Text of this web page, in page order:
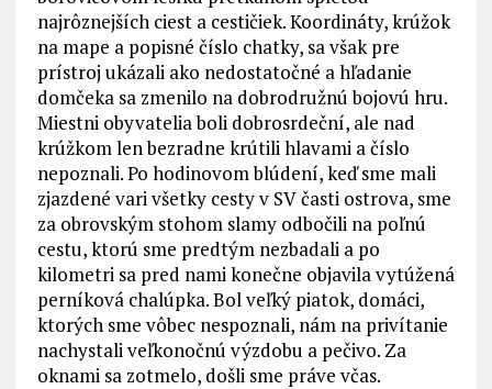
najrôznejších ciest a cestičiek. Koordináty, krúžok
na mape a popisné číslo chatky, sa však pre
prístroj ukázali ako nedostatočné a hľadanie
domčeka sa zmenilo na dobrodružnú bojovú hru.
Miestni obyvatelia boli dobrosrdeční, ale nad
krúžkom len bezradne krútili hlavami a číslo
nepoznali. Po hodinovom blúdení, keď sme mali
zjazdené vari všetky cesty v SV časti ostrova, sme
za obrovským stohom slamy odbočili na poľnú
cestu, ktorú sme predtým nezbadali a po
kilometri sa pred nami konečne objavila vytúžená
perníková chalúpka. Bol veľký piatok, domáci,
ktorých sme vôbec nespoznali, nám na privítanie
nachystali veľkonočnú výzdobu a pečivo. Za
oknami sa zotmelo, došli sme práve včas.